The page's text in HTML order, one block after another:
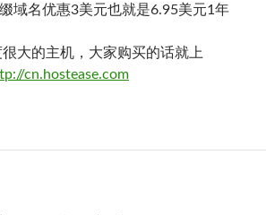
域名优惠3美元也就是6.95美元1年
大的主机，大家购买的话就上
cn.hostease.com